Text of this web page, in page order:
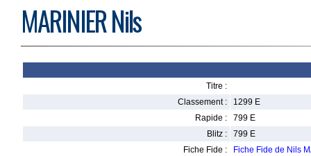
MARINIER Nils
Titre :
Classement :
1299 E
Rapide :
799 E
Blitz :
799 E
Fiche Fide :
Fiche Fide de Nils